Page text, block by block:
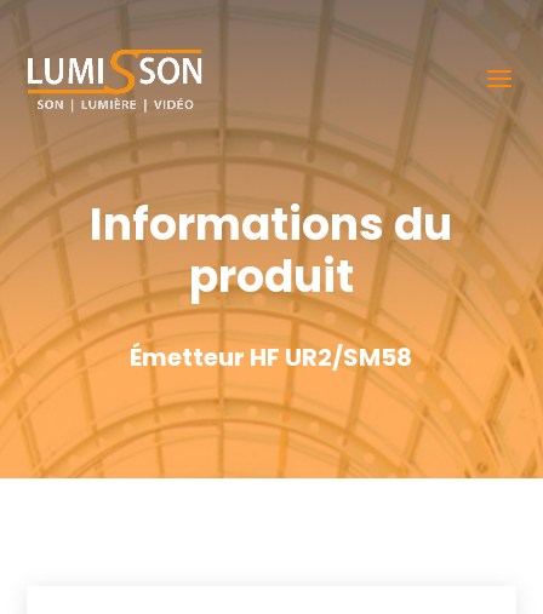
Informations du
produit
Émetteur HF UR2/SM58